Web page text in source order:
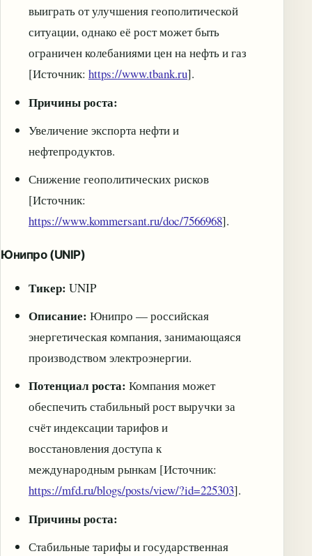
выиграть от улучшения геополитической
ситуации, однако её рост может быть
ограничен колебаниями цен на нефть и газ
[Источник: https://www.tbank.ru].
Причины роста:
Увеличение экспорта нефти и
нефтепродуктов.
Снижение геополитических рисков
[Источник:
https://www.kommersant.ru/doc/7566968].
Юнипро (UNIP)
Тикер: UNIP
Описание: Юнипро — российская
энергетическая компания, занимающаяся
производством электроэнергии.
Потенциал роста: Компания может
обеспечить стабильный рост выручки за
счёт индексации тарифов и
восстановления доступа к
международным рынкам [Источник:
https://mfd.ru/blogs/posts/view/?id=225303].
Причины роста:
Стабильные тарифы и государственная